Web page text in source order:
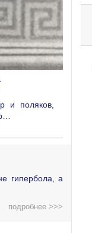
и поляков,
гипербола, а
подробнее >>>